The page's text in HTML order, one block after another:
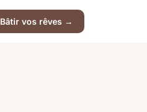
Bâtir vos rêves →